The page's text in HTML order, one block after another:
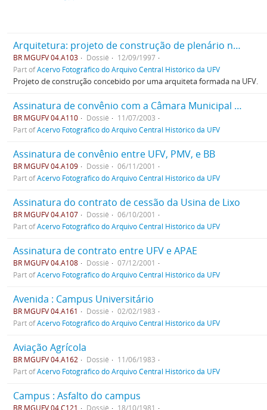
Arquitetura: projeto de construção de plenário no Campus principal
BR MGUFV 04.A103 Dossiê
12/09/1997
Part ofAcervo Fotográfico do Arquivo Central Histórico da UFV
Projeto de construção concebido por uma arquiteta formada na UFV.
Assinatura de convênio com a Câmara Municipal de Ponte Nova.
BR MGUFV 04.A110 Dossiê
11/07/2003
Part ofAcervo Fotográfico do Arquivo Central Histórico da UFV
Assinatura de convênio entre UFV, PMV, e BB
BR MGUFV 04.A109 Dossiê
06/11/2001
Part ofAcervo Fotográfico do Arquivo Central Histórico da UFV
Assinatura do contrato de cessão da Usina de Lixo
BR MGUFV 04.A107 Dossiê
06/10/2001
Part ofAcervo Fotográfico do Arquivo Central Histórico da UFV
Assinatura de contrato entre UFV e APAE
BR MGUFV 04.A108 Dossiê
07/12/2001
Part ofAcervo Fotográfico do Arquivo Central Histórico da UFV
Avenida : Campus Universitário
BR MGUFV 04.A161 Dossiê
02/02/1983
Part ofAcervo Fotográfico do Arquivo Central Histórico da UFV
Aviação Agrícola
BR MGUFV 04.A162 Dossiê
11/06/1983
Part ofAcervo Fotográfico do Arquivo Central Histórico da UFV
Campus : Asfalto do campus
BR MGUFV 04.C121 Dossiê 18/10/1981